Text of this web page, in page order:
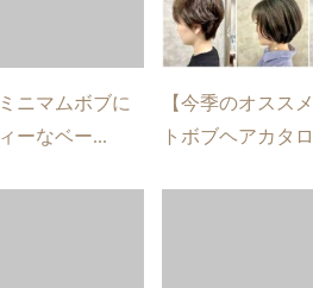
ニマムボブに
ーなベー...
【今季のオスス
トボブヘアカタ